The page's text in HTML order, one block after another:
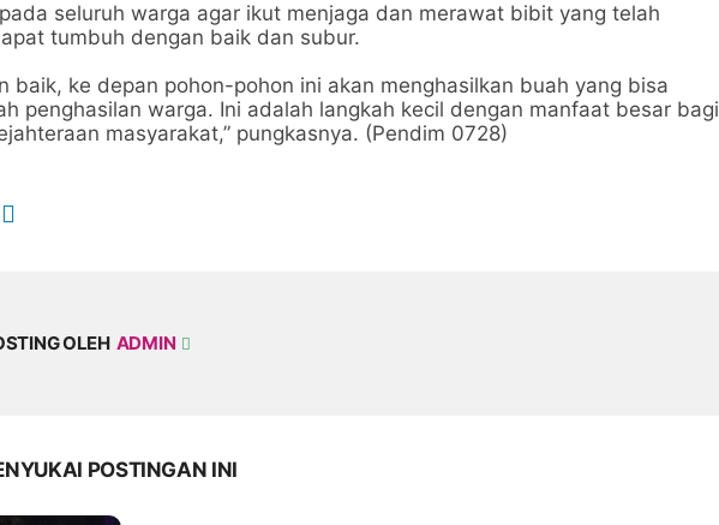
seluruh warga agar ikut menjaga dan merawat bibit yang telah
tumbuh dengan baik dan subur.
baik, ke depan pohon-pohon ini akan menghasilkan buah yang bisa
penghasilan warga. Ini adalah langkah kecil dengan manfaat besar bagi
masyarakat,” pungkasnya. (Pendim 0728)
OLEH ADMIN
POSTINGAN INI